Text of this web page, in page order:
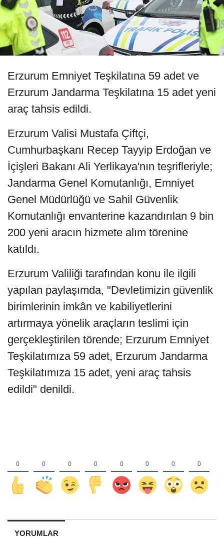
Erzurum Emniyet Teşkilatına 59 adet ve
Erzurum Jandarma Teşkilatına 15 adet yeni
araç tahsis edildi.
Erzurum Valisi Mustafa Çiftçi,
Cumhurbaşkanı Recep Tayyip Erdoğan ve
İçişleri Bakanı Ali Yerlikaya'nın teşrifleriyle;
Jandarma Genel Komutanlığı, Emniyet
Genel Müdürlüğü ve Sahil Güvenlik
Komutanlığı envanterine kazandırılan 9 bin
200 yeni aracın hizmete alım törenine
katıldı.
Erzurum Valiliği tarafından konu ile ilgili
yapılan paylaşımda, "Devletimizin güvenlik
birimlerinin imkân ve kabiliyetlerini
artırmaya yönelik araçların teslimi için
gerçekleştirilen törende; Erzurum Emniyet
Teşkilatımıza 59 adet, Erzurum Jandarma
Teşkilatımıza 15 adet, yeni araç tahsis
edildi" denildi.
YORUMLAR